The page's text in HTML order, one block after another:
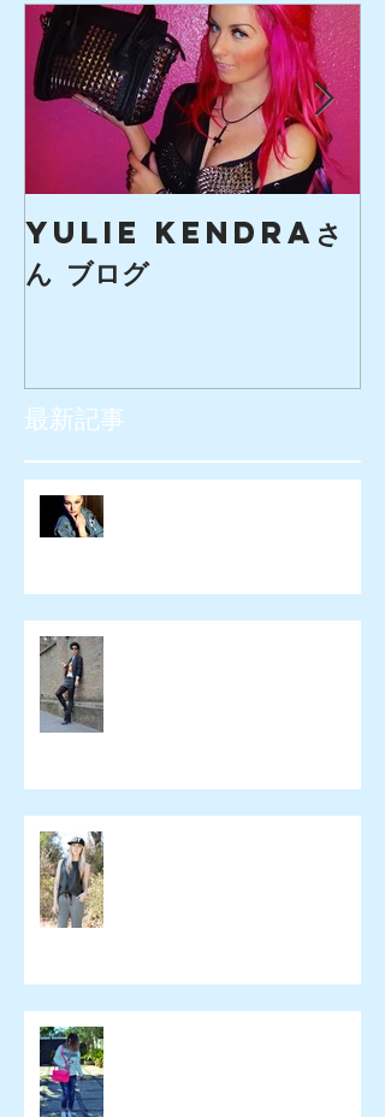
yulie kendraさ
ん ブログ
最新記事